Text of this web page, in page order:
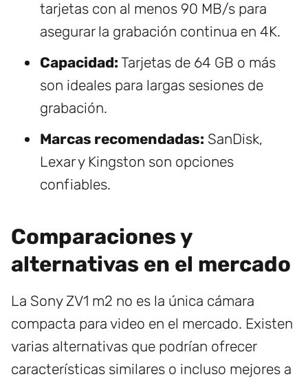
tarjetas con al menos 90 MB/s para
asegurar la grabación continua en 4K.
Capacidad: Tarjetas de 64 GB o más
son ideales para largas sesiones de
grabación.
Marcas recomendadas: SanDisk,
Lexar y Kingston son opciones
confiables.
Comparaciones y
alternativas en el mercado
La Sony ZV1 m2 no es la única cámara
compacta para video en el mercado. Existen
varias alternativas que podrían ofrecer
características similares o incluso mejores a